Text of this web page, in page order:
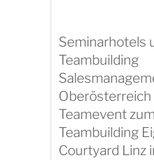
Seminarhotels
Teambuilding
Oberösterreich
Teamevent
Teambuilding
Courtyard Linz